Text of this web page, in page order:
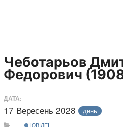
Чеботарьов
Федорович
ДАТА:
17 Вересень 2028 день
ЮВІЛЕЇ